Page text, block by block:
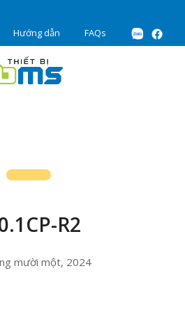
Hướng dẫn FAQs
R2
mười một, 2024